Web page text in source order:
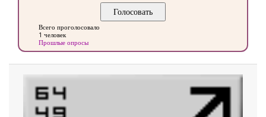
Всего проголосовало
1 человек
Прошлые опросы